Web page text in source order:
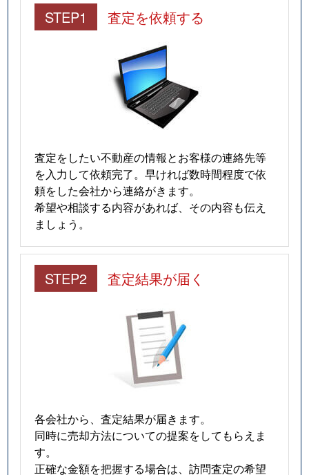
STEP1 査定を依頼する
査定をしたい不動産の情報とお客様の連絡先等
を入力して依頼完了。早ければ数時間程度で依
頼をした会社から連絡がきます。
希望や相談する内容があれば、その内容も伝え
ましょう。
STEP2 査定結果が届く
各会社から、査定結果が届きます。
同時に売却方法についての提案をしてもらえま
す。
正確な金額を把握する場合は、訪問査定の希望